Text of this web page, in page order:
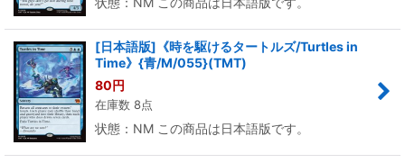
[日本語版]《時を駆けるタートルズ/Turtles in
Time》{青/M/055}(TMT)
80円
在庫数 8点
状態：NM この商品は日本語版です。